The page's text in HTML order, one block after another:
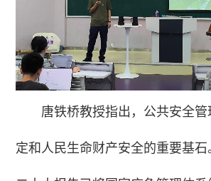
唐铁桥教授指出，公共安全
定和人民生命财产安全的重要基